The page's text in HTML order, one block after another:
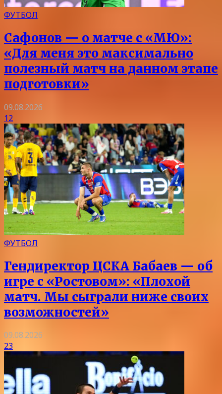
ФУТБОЛ
Сафонов — о матче с «МЮ»:
«Для меня это максимально
полезный матч на данном этапе
подготовки»
09.08.2026
12
ФУТБОЛ
Гендиректор ЦСКА Бабаев — об
игре с «Ростовом»: «Плохой
матч. Мы сыграли ниже своих
возможностей»
09.08.2026
23